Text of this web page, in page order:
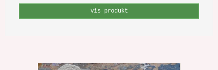
Vis produkt